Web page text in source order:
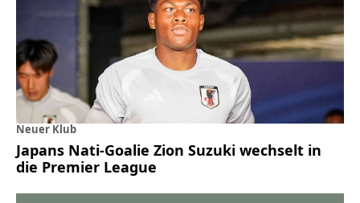
Neuer Klub
Japans Nati-Goalie Zion Suzuki wechselt in
die Premier League